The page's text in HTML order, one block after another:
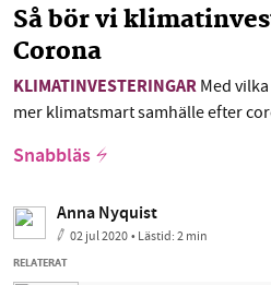
Så bör vi
Corona
KLIMATINVESTERINGAR Med
mer klimatsmart samhälle efter
Snabbläs
Anna Nyquist
02 jul 2020• Lästid:2 min
RELATERAT